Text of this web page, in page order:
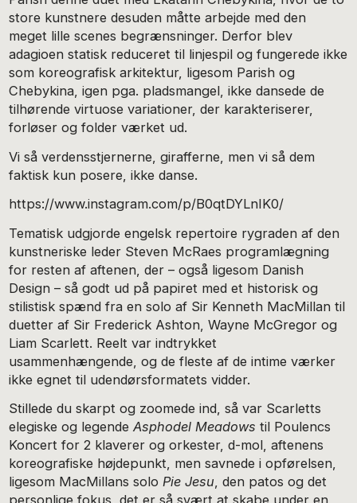
store kunstnere desuden måtte arbejde med den
meget lille scenes begrænsninger. Derfor blev
adagioen statisk reduceret til linjespil og fungerede ikke
som koreografisk arkitektur, ligesom Parish og
Chebykina, igen pga. pladsmangel, ikke dansede de
tilhørende virtuose variationer, der karakteriserer,
forløser og folder værket ud.
Vi så verdensstjernerne, girafferne, men vi så dem
faktisk kun posere, ikke danse.
https://www.instagram.com/p/B0qtDYLnIK0/
Tematisk udgjorde engelsk repertoire rygraden af den
kunstneriske leder Steven McRaes programlægning
for resten af aftenen, der – også ligesom Danish
Design – så godt ud på papiret med et historisk og
stilistisk spænd fra en solo af Sir Kenneth MacMillan til
duetter af Sir Frederick Ashton, Wayne McGregor og
Liam Scarlett. Reelt var indtrykket
usammenhængende, og de fleste af de intime værker
ikke egnet til udendørsformatets vidder.
Stillede du skarpt og zoomede ind, så var Scarletts
elegiske og legendeAsphodel Meadows til Poulencs
Koncert for 2 klaverer og orkester, d-mol, aftenens
koreografiske højdepunkt, men savnede i opførelsen,
ligesom MacMillans soloPie Jesu, den patos og det